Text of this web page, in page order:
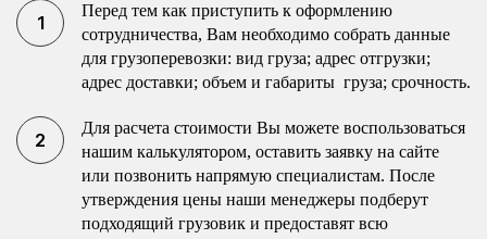
Перед тем как приступить к оформлению
сотрудничества, Вам необходимо собрать данные
для грузоперевозки: вид груза; адрес отгрузки;
адрес доставки; объем и габариты груза; срочность.
Для расчета стоимости Вы можете воспользоваться
нашим калькулятором, оставить заявку на сайте
или позвонить напрямую специалистам. После
утверждения цены наши менеджеры подберут
подходящий грузовик и предоставят всю